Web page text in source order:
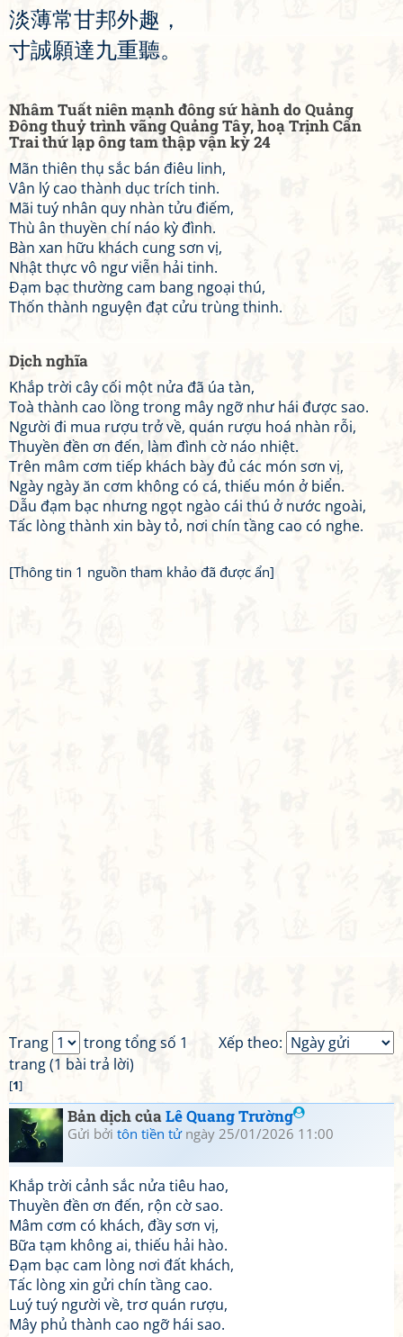
淡薄常甘邦外趣 ，
寸誠願達九重聽。
Nhâm Tuất niên mạnh đông sứ hành do Quảng
Đông thuỷ trình vãng Quảng Tây, hoạ Trịnh Cấn
Trai thứ lạp ông tam thập vận kỳ 24
Mãn thiên thụ sắc bán điêu linh,
Vân lý cao thành dục trích tinh.
Mãi tuý nhân quy nhàn tửu điếm,
Thù ân thuyền chí náo kỳ đình.
Bàn xan hữu khách cung sơn vị,
Nhật thực vô ngư viễn hải tinh.
Đạm bạc thường cam bang ngoại thú,
Thốn thành nguyện đạt cửu trùng thinh.
Dịch nghĩa
Khắp trời cây cối một nửa đã úa tàn,
Toà thành cao lồng trong mây ngỡ như hái được sao.
Người đi mua rượu trở về, quán rượu hoá nhàn rỗi,
Thuyền đền ơn đến, làm đình cờ náo nhiệt.
Trên mâm cơm tiếp khách bày đủ các món sơn vị,
Ngày ngày ăn cơm không có cá, thiếu món ở biển.
Dẫu đạm bạc nhưng ngọt ngào cái thú ở nước ngoài,
Tấc lòng thành xin bày tỏ, nơi chín tầng cao có nghe.
[Thông tin 1 nguồn tham khảo đã được ẩn]
Xếp theo:
Trang
trong tổng số 1
trang (1 bài trả lời)
[1]
Bản dịch củaLê Quang Trường
Gửi bởi tôn tiền tửngày 25/01/2026 11:00
Khắp trời cảnh sắc nửa tiêu hao,
Thuyền đền ơn đến, rộn cờ sao.
Mâm cơm có khách, đầy sơn vị,
Bữa tạm không ai, thiếu hải hào.
Đạm bạc cam lòng nơi đất khách,
Tấc lòng xin gửi chín tầng cao.
Luý tuý người về, trơ quán rượu,
Mây phủ thành cao ngỡ hái sao.